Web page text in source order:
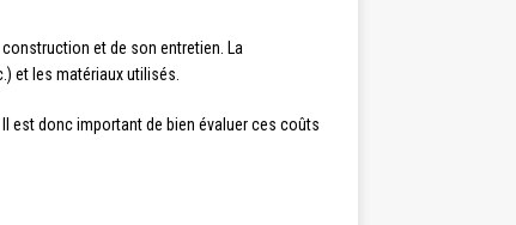
et de son entretien. La
et les matériaux utilisés.
est donc important de bien évaluer ces coûts